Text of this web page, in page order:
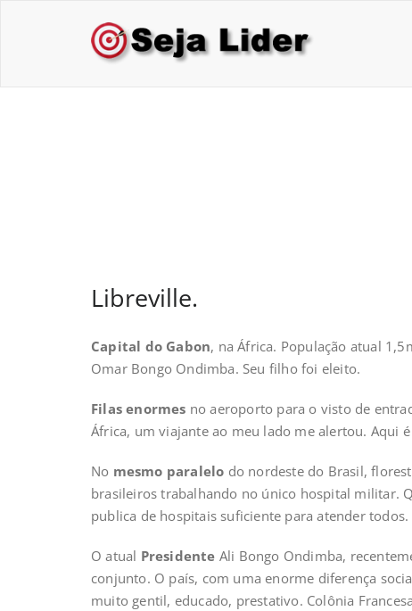
Libreville.
Capital do Gabon, na África. População atual
Omar Bongo Ondimba. Seu filho foi eleito.
Filas enormes no aeroporto para o visto de
África, um viajante ao meu lado me alertou. Aqui
No mesmo paralelo do nordeste do Brasil,
brasileiros trabalhando no único hospital militar.
publica de hospitais suficiente para atender todos.
O atual Presidente Ali Bongo Ondimba,
conjunto. O país, com uma enorme diferença
muito gentil, educado, prestativo. Colônia